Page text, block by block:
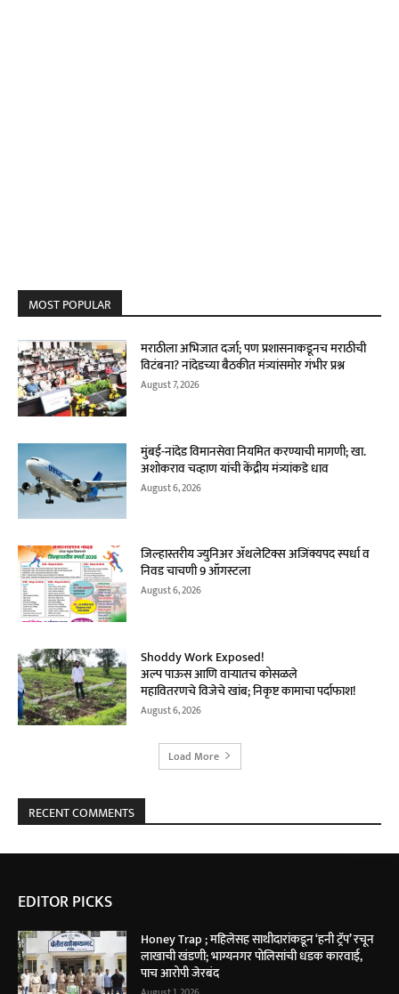
MOST POPULAR
मराठीला अभिजात दर्जा; पण प्रशासनाकडूनच मराठीची
विटंबना? नांदेडच्या बैठकीत मंत्र्यांसमोर गंभीर प्रश्न
August 7, 2026
मुंबई-नांदेड विमानसेवा नियमित करण्याची मागणी; खा.
अशोकराव चव्हाण यांची केंद्रीय मंत्र्यांकडे धाव
August 6, 2026
जिल्हास्तरीय ज्युनिअर ॲथलेटिक्स अजिंक्यपद स्पर्धा व
निवड चाचणी 9 ऑगस्टला
August 6, 2026
Shoddy Work Exposed!
अल्प पाऊस आणि वाऱ्यातच कोसळले
महावितरणचे विजेचे खांब; निकृष्ट कामाचा पर्दाफाश!
August 6, 2026
Load More
RECENT COMMENTS
EDITOR PICKS
Honey Trap ; महिलेसह साथीदारांकडून ‘हनी ट्रॅप’ रचून
लाखाची खंडणी; भाग्यनगर पोलिसांची धडक कारवाई,
पाच आरोपी जेरबंद